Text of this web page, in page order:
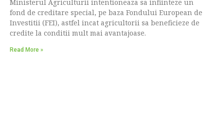
Ministerul Agriculturii intentioneaza sa infiinteze un
fond de creditare special, pe baza Fondului European de
Investitii (FEI), astfel incat agricultorii sa beneficieze de
credite la conditii mult mai avantajoase.
Read More »